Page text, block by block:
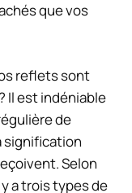
que vos
reflets sont
Il est indéniable
de
signification
Selon
a trois types de